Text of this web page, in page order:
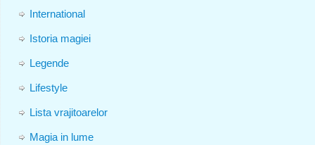
International
Istoria magiei
Legende
Lifestyle
Lista vrajitoarelor
Magia in lume